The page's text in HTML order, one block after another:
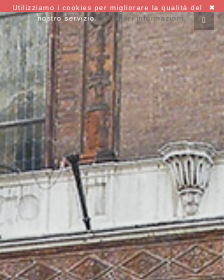
✖
Utilizziamo i cookies per migliorare la qualità del
nostro servizio. Maggiori informazioni.